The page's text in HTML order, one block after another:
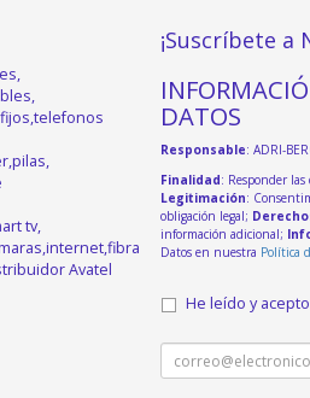
tv,
Avatel
¡Suscríbete a
DATOS
Responsable: ADRI-
Finalidad: Responder
Legitimación:
obligación legal;
información adicional;
Datos en nuestra Política
He leído y